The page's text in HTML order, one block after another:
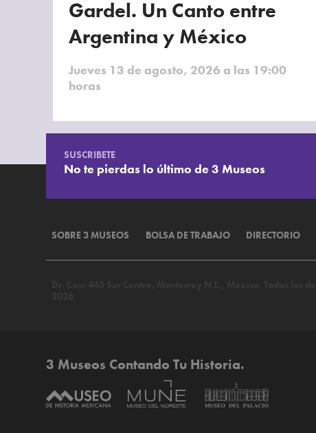
Gardel. Un Canto entre
Argentina y México
Jueves 13 de agosto, 2026 a las 19:00
horas
SUSCRIBETE
No te pierdas lo último de 3 Museos
SOBRE 3 MUSEOS BOLSA DE TRABAJO DIRECTORIO
3 Museos Contando Tu Historia.